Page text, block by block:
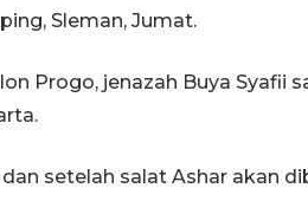
Sleman, Jumat.
Progo, jenazah Buya Syafii
setelah salat Ashar akan